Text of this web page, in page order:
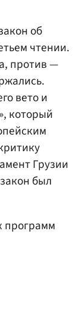
об
чтении.
против —
вето и
который
Грузии
был
программ